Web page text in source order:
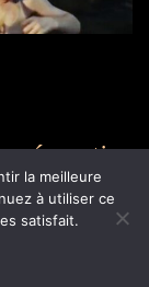
de
on va
moment
la meilleure
à utiliser ce
satisfait.